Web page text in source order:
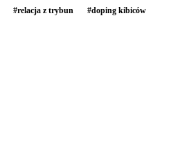
#relacja z trybun #doping kibiców